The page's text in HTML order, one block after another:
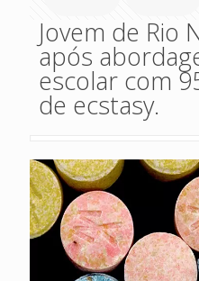
Jovem de Rio
após
escolar com
de ecstasy.